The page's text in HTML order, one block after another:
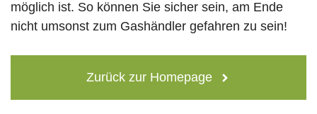
möglich ist. So können Sie sicher sein, am Ende
nicht umsonst zum Gashändler gefahren zu sein!
Zurück zur Homepage